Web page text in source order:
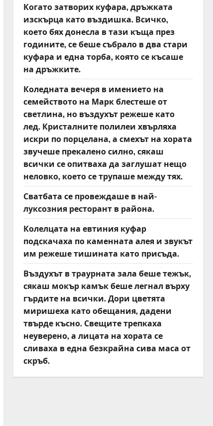
Когато затворих куфара, дръжката
изскърца като въздишка. Всичко,
което бях донесла в тази къща през
годините, се беше събрало в два стари
куфара и една торба, която се късаше
на дръжките.
Коледната вечеря в имението на
семейството на Марк блестеше от
светлина, но въздухът режеше като
лед. Кристалните полилеи хвърляха
искри по порцелана, а смехът на хората
звучеше прекалено силно, сякаш
всички се опитваха да заглушат нещо
неловко, което се трупаше между тях.
Сватбата се провеждаше в най-
луксозния ресторант в района.
Колелцата на евтиния куфар
подскачаха по каменната алея и звукът
им режеше тишината като присъда.
Въздухът в траурната зала беше тежък,
сякаш мокър камък беше легнал върху
гърдите на всички. Дори цветята
миришеха като обещания, дадени
твърде късно. Свещите трепкаха
неуверено, а лицата на хората се
сливаха в една безкрайна сива маса от
скръб.